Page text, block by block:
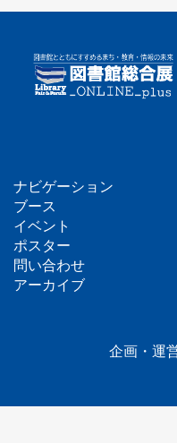
フ
ッ
タ
ナビゲーション
ブース
イベント
ポスター
問い合わせ
アーカイブ
企画・運